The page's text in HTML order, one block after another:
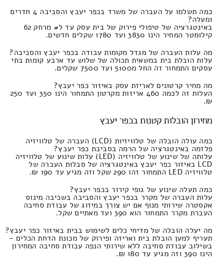
כמה תשלמו על העברה של משרד בכפר יעבץ והסביבה 4 חדרים
ומעלה?
באינטגרציה של טיפולי פירוק של בית עסק עד ל# מרחק 62
קילומטר המחיר הינו 3830 ועד 1780 שקלים חדשים.
מה עלות העברה של מגדל מקומות עבודה בכפר יעבץ והסביבה?
עלות הובלת בית במשאית תכולה של שלוש עד ארבע קומות בתי
עסקים התמחור זה החל מ5100 ועד 7500 שקלים.
מה מחיר קרטונים לאריזת עסק באיזור כפר יעבץ?
העלות זה לכמה 460 אריזות מקרטון התמחור הינו 350 ועד 250
₪.
מחירון הובלות קטנות בכפר יעבץ
כמה עולה הובלה של טלוויזיות (LCD) העברה של טלוויזיה
פלזמה באינטגרציה של הרמה בסביבת כפר יעבץ?
עלותה של שינוע של טלוויזיה (LED) עלות שינוע של טלוויזיה
LCD באיזור כפר יעבץ באינטגרציה של סבלות העברה של
טלוויזיה LED התמחור זהו 290 שקל וזה מגיע עד 190 ₪.
כמה תעלה שינוע של גופי קירור בכפר יעבץ?
עלות העברה של מקרר בכפר יעבץ והסביבה בשכיבה מינוס
אקסטרה שירותי מנוף אם יש צורך במיזוג של עבודת סחיבה
העברת מקרר התמחור הוא 390 ועד מאתיים שקל.
מה יעלה הובלה של מדיחי כלים לשימוש בבית באיזור כפר יעבץ?
תעריף למען הובלת בית ואריזה ופירוק של מכונת הדחת הכלים –
בשילוב עבודת סחיבה ללא שירותי הנפה עבודת סחיבה המחירון
הינו 390 וזה מגיע עד 180 ₪.